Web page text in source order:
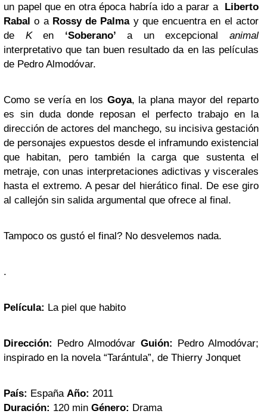
un papel que en otra época habría ido a parar a Liberto
Rabal o a Rossy de Palmay que encuentra en el actor
de Ken ‘Soberano’ a un excepcionalanimal
interpretativo que tan buen resultado da en las películas
de Pedro Almodóvar.
Como se vería en los Goya, la plana mayor del reparto
es sin duda donde reposan el perfecto trabajo en la
dirección de actores del manchego, su incisiva gestación
de personajes expuestos desde el inframundo existencial
que habitan, pero también la carga que sustenta el
metraje, con unas interpretaciones adictivas y viscerales
hasta el extremo. A pesar del hierático final. De ese giro
al callejón sin salida argumental que ofrece al final.
Tampoco os gustó el final? No desvelemos nada.
.
Película: La piel que habito
Dirección: Pedro Almodóvar Guión: Pedro Almodóvar;
inspirado en la novela “Tarántula”, de Thierry Jonquet
País: España Año: 2011
Duración: 120 min Género: Drama